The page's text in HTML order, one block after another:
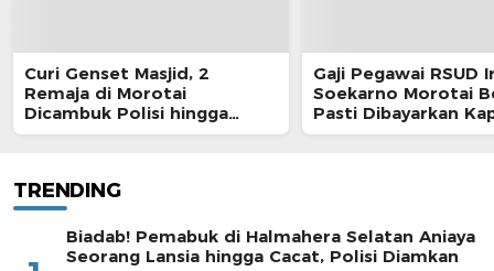
Curi Genset Masjid, 2
Remaja di Morotai
Dicambuk Polisi hingga
Berdarah
Gaji Pegawai RSUD
Soekarno Morotai
Pasti Dibayarkan
TRENDING
Biadab! Pemabuk di Halmahera Selatan Aniaya
Seorang Lansia hingga Cacat, Polisi Diamkan